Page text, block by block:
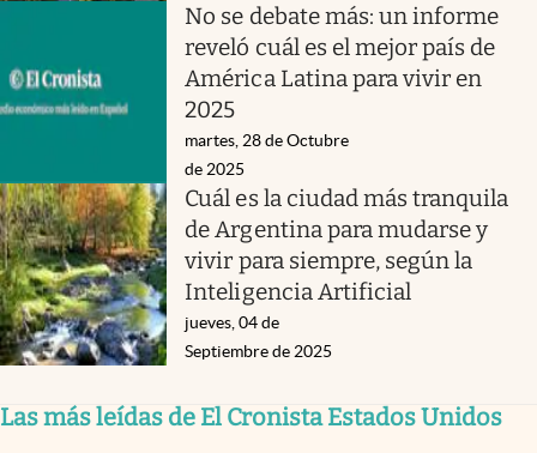
No se debate más: un informe
reveló cuál es el mejor país de
América Latina para vivir en
2025
martes, 28 de Octubre
de 2025
Cuál es la ciudad más tranquila
de Argentina para mudarse y
vivir para siempre, según la
Inteligencia Artificial
jueves, 04 de
Septiembre de 2025
Las más leídas de El Cronista Estados Unidos